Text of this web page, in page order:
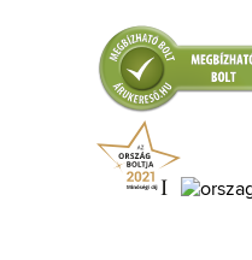
Hamilton (26)
Heinrichssohn (9)
Helly Hansen (3)
Hugo Boss (1352)
Ice-watch (1)